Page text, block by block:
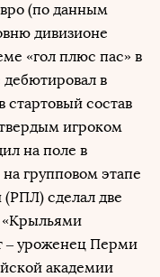
(по данным
дивизионе
«гол плюс пас» в
в
стартовый состав
игроком
на поле в
групповом этапе
сделал две
«Крыльями
– уроженец Перми
академии